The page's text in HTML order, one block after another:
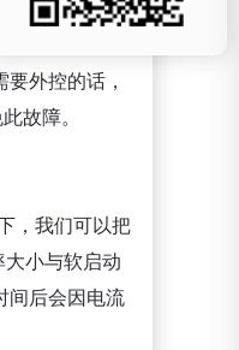
把接线端子
外控的话，
故障。
，我们可以把
小与软启动
间后会因电流